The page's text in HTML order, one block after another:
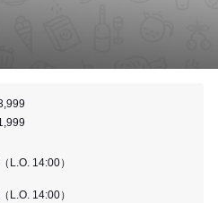
L.O. 14:00）
L.O. 14:00）